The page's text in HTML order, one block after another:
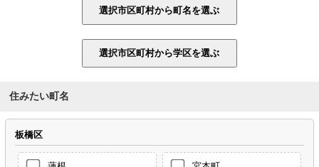
住みたい町名
板橋区